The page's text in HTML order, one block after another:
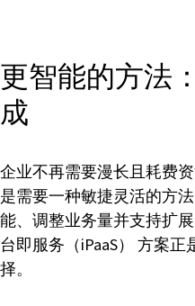
更智能的方法
成
企业不再需要漫长且耗费
是需要一种敏捷灵活的方
能、调整业务量并支持扩
台即服务（iPaaS） 方案
择。